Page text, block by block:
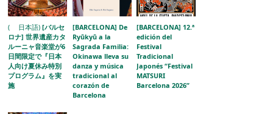
( 日本語)[バルセ
ロナ] 世界遺産カタ
ルーニャ音楽堂が6
日間限定で『日本
人向け夏休み特別
プログラム』を実
施
[BARCELONA] De
Ryūkyū a la
Sagrada Familia:
Okinawa lleva su
danza y música
tradicional al
corazón de
Barcelona
[BARCELONA] 12.ª
edición del
Festival
Tradicional
Japonés “Festival
MATSURI
Barcelona 2026”